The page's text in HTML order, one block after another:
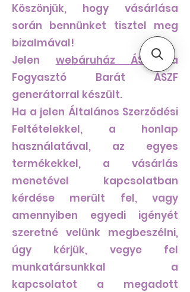
Köszönjük, hogy vásárlása
során bennünket tisztel meg
bizalmával!
Jelen webáruház ÁSZFa
Fogyasztó Barát ÁSZF
generátorral készült.
Ha a jelen Általános Szerződési
Feltételekkel, a honlap
használatával, az egyes
termékekkel, a vásárlás
menetével kapcsolatban
kérdése merült fel, vagy
amennyiben egyedi igényét
szeretné velünk megbeszélni,
úgy kérjük, vegye fel
munkatársunkkal a
kapcsolatot a megadott